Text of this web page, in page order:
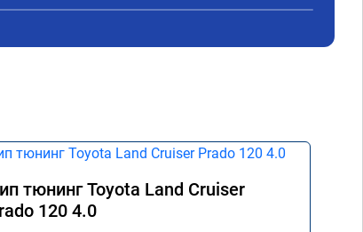
тюнинг Toyota Land Cruiser
120 4.0